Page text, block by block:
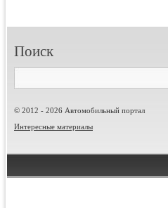
Поиск
© 2012 - 2026 Автомобильный портал
Интересные материалы